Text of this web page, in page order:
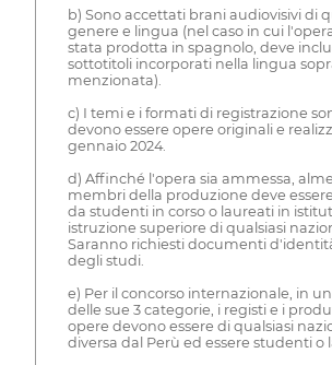
b) Sono accettati brani audiovisivi di
genere e lingua (nel caso in cui
stata prodotta in spagnolo, deve
sottotitoli incorporati nella lingua
menzionata).
c) I temi e i formati di registrazione
devono essere opere originali e
gennaio 2024.
d) Affinché l'opera sia ammessa,
membri della produzione deve
da studenti in corso o laureati in
istruzione superiore di qualsiasi
Saranno richiesti documenti
degli studi.
e) Per il concorso internazionale, in
delle sue 3 categorie, i registi e i
opere devono essere di qualsiasi
diversa dal Perù ed essere studenti o